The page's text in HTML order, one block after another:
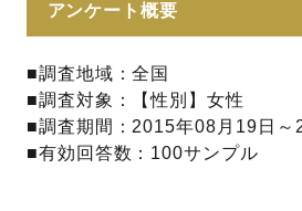
アンケート概要
■調査地域：全国
■調査対象：【性別】女性
■調査期間：2015年08月19日～
■有効回答数：100サンプル